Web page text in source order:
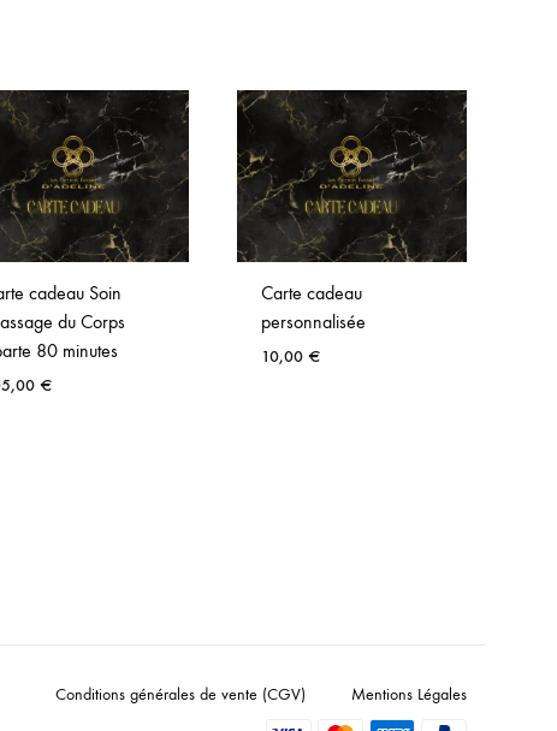
cadeau Soin
du Corps
80 minutes
€
Carte cadeau
personnalisée
10,00 €
Conditions générales de vente (CGV) Mentions Légales